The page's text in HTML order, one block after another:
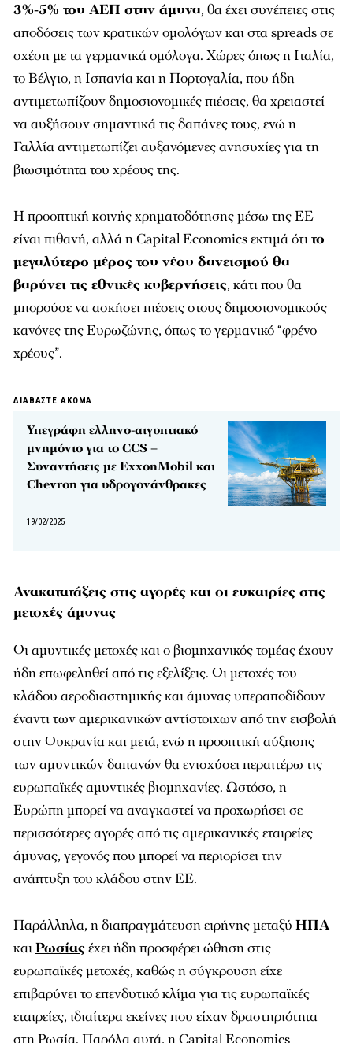
3%-5% του ΑΕΠ στην άμυνα, θα έχει συνέπειες στις
αποδόσεις των κρατικών ομολόγων και στα spreads σε
σχέση με τα γερμανικά ομόλογα. Χώρες όπως η Ιταλία,
το Βέλγιο, η Ισπανία και η Πορτογαλία, που ήδη
αντιμετωπίζουν δημοσιονομικές πιέσεις, θα χρειαστεί
να αυξήσουν σημαντικά τις δαπάνες τους, ενώ η
Γαλλία αντιμετωπίζει αυξανόμενες ανησυχίες για τη
βιωσιμότητα του χρέους της.
Η προοπτική κοινής χρηματοδότησης μέσω της ΕΕ
είναι πιθανή, αλλά η Capital Economics εκτιμά ότιτο
μεγαλύτερο μέρος του νέου δανεισμού θα
βαρύνει τις εθνικές κυβερνήσεις, κάτι που θα
μπορούσε να ασκήσει πιέσεις στους δημοσιονομικούς
κανόνες της Ευρωζώνης, όπως το γερμανικό “φρένο
χρέους”.
ΔΙΑΒΑΣΤΕ ΑΚΟΜΑ
Υπεγράφη ελληνο-αιγυπτιακό
μνημόνιο για το CCS –
Συναντήσεις με ExxonMobil και
Chevron για υδρογονάνθρακες
19/02/2025
Ανακατατάξεις στις αγορές και οι ευκαιρίες στις
μετοχές άμυνας
Οι αμυντικές μετοχές και ο βιομηχανικός τομέας έχουν
ήδη επωφεληθεί από τις εξελίξεις. Οι μετοχές του
κλάδου αεροδιαστημικής και άμυνας υπεραποδίδουν
έναντι των αμερικανικών αντίστοιχων από την εισβολή
στην Ουκρανία και μετά, ενώ η προοπτική αύξησης
των αμυντικών δαπανών θα ενισχύσει περαιτέρω τις
ευρωπαϊκές αμυντικές βιομηχανίες. Ωστόσο, η
Ευρώπη μπορεί να αναγκαστεί να προχωρήσει σε
περισσότερες αγορές από τις αμερικανικές εταιρείες
άμυνας, γεγονός που μπορεί να περιορίσει την
ανάπτυξη του κλάδου στην ΕΕ.
Παράλληλα, η διαπραγμάτευση ειρήνης μεταξύ ΗΠΑ
καιΡωσίαςέχει ήδη προσφέρει ώθηση στις
ευρωπαϊκές μετοχές, καθώς η σύγκρουση είχε
επιβαρύνει το επενδυτικό κλίμα για τις ευρωπαϊκές
εταιρείες, ιδιαίτερα εκείνες που είχαν δραστηριότητα